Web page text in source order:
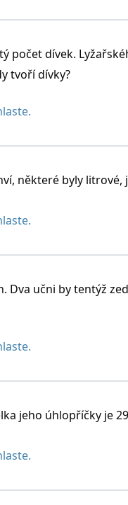
a 12 dvojku.
počet dívek.
tvoří dívky?
některé byly litrové,
Dva učni by tentýž
jeho úhlopříčky je